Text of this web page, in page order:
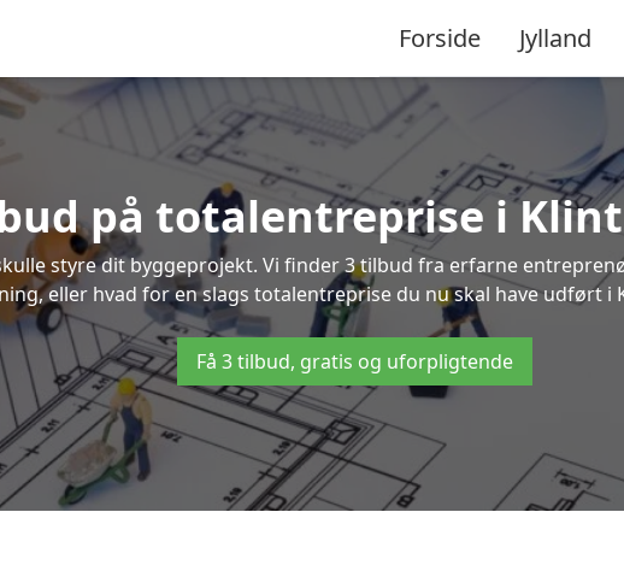
Forside Jylland
på totalentreprise i
styre dit byggeprojekt. Vi finder 3 tilbud fra erfarne
eller hvad for en slags totalentreprise du nu skal have udført i
Få 3 tilbud, gratis og uforpligtende